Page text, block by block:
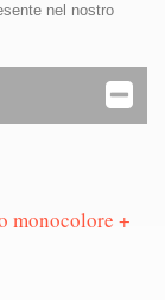
nel nostro
monocolore +